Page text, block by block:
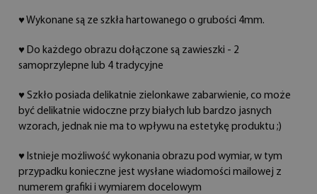
♥ Wykonane są ze szkła hartowanego o grubości 4mm.
♥ Do każdego obrazu dołączone są zawieszki - 2
samoprzylepne lub 4 tradycyjne
♥ Szkło posiada delikatnie zielonkawe zabarwienie, co może
być delikatnie widoczne przy białych lub bardzo jasnych
wzorach, jednak nie ma to wpływu na estetykę produktu ;)
♥ Istnieje możliwość wykonania obrazu pod wymiar, w tym
przypadku konieczne jest wysłane wiadomości mailowej z
numerem grafiki i wymiarem docelowym